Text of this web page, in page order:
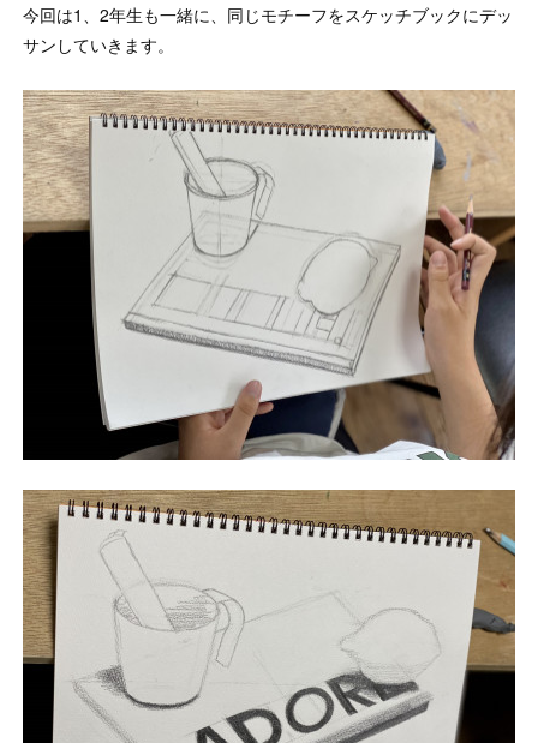
今回は1、2年生も一緒に、同じモチーフをスケッチブックにデッ
サンしていきます。